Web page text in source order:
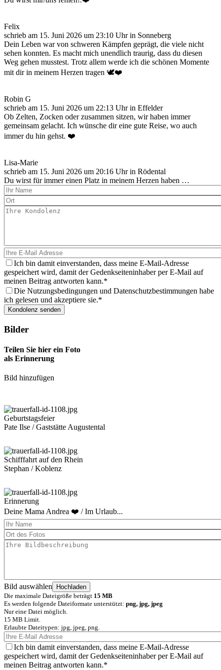
Felix
schrieb am 15. Juni 2026 um 23:10 Uhr in Sonneberg
Dein Leben war von schweren Kämpfen geprägt, die viele nicht
sehen konnten. Es macht mich unendlich traurig, dass du diesen
Weg gehen musstest. Trotz allem werde ich die schönen Momente
mit dir in meinem Herzen tragen 🕊️❤️
Robin G
schrieb am 15. Juni 2026 um 22:13 Uhr in Effelder
Ob Zelten, Zocken oder zusammen sitzen, wir haben immer
gemeinsam gelacht. Ich wünsche dir eine gute Reise, wo auch
immer du hin gehst. ❤️
Lisa-Marie
schrieb am 15. Juni 2026 um 20:16 Uhr in Rödental
Du wirst für immer einen Platz in meinem Herzen haben …
Ich bin damit einverstanden, dass meine E-Mail-Adresse
gespeichert wird, damit der Gedenkseiteninhaber per E-Mail auf
meinen Beitrag antworten kann.
Die Nutzungsbedingungen und Datenschutzbestimmungen habe
ich gelesen und akzeptiere sie.
Bilder
Teilen Sie hier ein Foto
als Erinnerung
Bild hinzufügen
Geburtstagsfeier
Pate Ilse / Gaststätte Augustental
Schifffahrt auf den Rhein
Stephan / Koblenz
Erinnerung
Deine Mama Andrea ❤️ / Im Urlaub...
Bild auswählen
Die maximale Dateigröße beträgt 15 MB
Es werden folgende Dateiformate unterstützt: png, jpg, jpeg
Nur eine Datei möglich.
15 MB Limit.
Erlaubte Dateitypen: jpg, jpeg, png.
Ich bin damit einverstanden, dass meine E-Mail-Adresse
gespeichert wird, damit der Gedenkseiteninhaber per E-Mail auf
meinen Beitrag antworten kann.